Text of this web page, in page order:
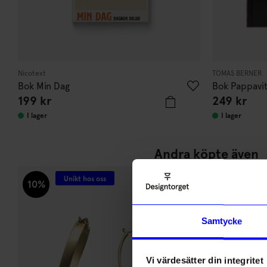
Samtycke
Vi värdesätter din integritet
Nicotext
Bok Min Dag
199 kr
I lager
TOMAS BERNER
Bok
249 kr
I lager
Andra köpte även
10% Unikt hos oss